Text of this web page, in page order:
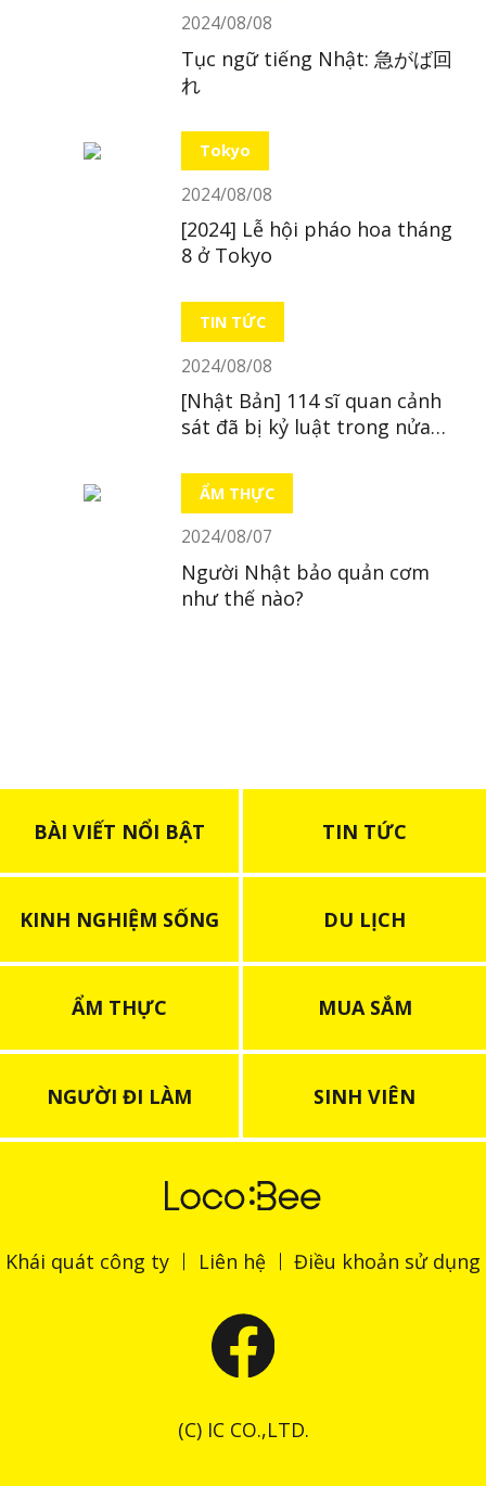
2024/08/08
Tục ngữ tiếng Nhật: 急がば回
れ
Tokyo
2024/08/08
[2024] Lễ hội pháo hoa tháng
8 ở Tokyo
TIN TỨC
2024/08/08
[Nhật Bản] 114 sĩ quan cảnh
sát đã bị kỷ luật trong nửa
ẨM THỰC
2024/08/07
Người Nhật bảo quản cơm
như thế nào?
BÀI VIẾT NỔI BẬT TIN TỨC
KINH NGHIỆM SỐNG DU LỊCH
ẨM THỰC MUA SẮM
NGƯỜI ĐI LÀM SINH VIÊN
Khái quát công ty Liên hệ Điều khoản sử dụng
(C) IC CO.,LTD.